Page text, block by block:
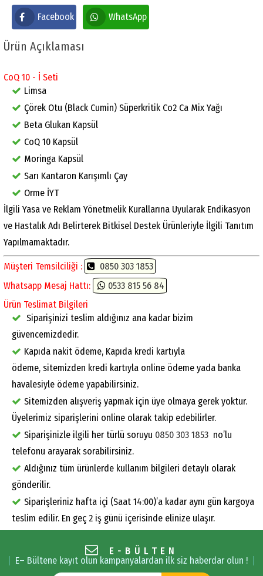
Facebook WhatsApp
Ürün Açıklaması
CoQ 10 - İ Seti
Limsa
Çörek Otu (Black Cumin) Süperkritik Co2 Ca Mix Yağı
Beta Glukan Kapsül
CoQ 10 Kapsül
Moringa Kapsül
Sarı Kantaron Karışımlı Çay
Orme İYT
İlgili Yasa ve Reklam Yönetmelik Kurallarına Uyularak Endikasyon
ve Hastalık Adı Belirterek Bitkisel Destek Ürünleriyle İlgili Tanıtım
Yapılmamaktadır.
Müşteri Temsilciliği :
0850 303 1853
Whatsapp Mesaj Hattı:
0533 815 56 84
Ürün Teslimat Bilgileri
Siparişinizi teslim aldığınız ana kadar bizim
güvencemizdedir.
Kapıda nakit ödeme, Kapıda kredi kartıyla
ödeme, sitemizden kredi kartıyla online ödeme yada banka
havalesiyle ödeme yapabilirsiniz.
Sitemizden alışveriş yapmak için üye olmaya gerek yoktur.
Üyelerimiz siparişlerini online olarak takip edebilirler.
Siparişinizle ilgili her türlü soruyu 0850 303 1853 no’lu
telefonu arayarak sorabilirsiniz.
Aldığınız tüm ürünlerde kullanım bilgileri detaylı olarak
gönderilir.
Siparişleriniz hafta içi (Saat 14:00)’a kadar aynı gün kargoya
teslim edilir. En geç 2 iş günü içerisinde elinize ulaşır.
E-BÜLTEN
E– Bültene kayıt olun kampanyalardan ilk siz haberdar olun !